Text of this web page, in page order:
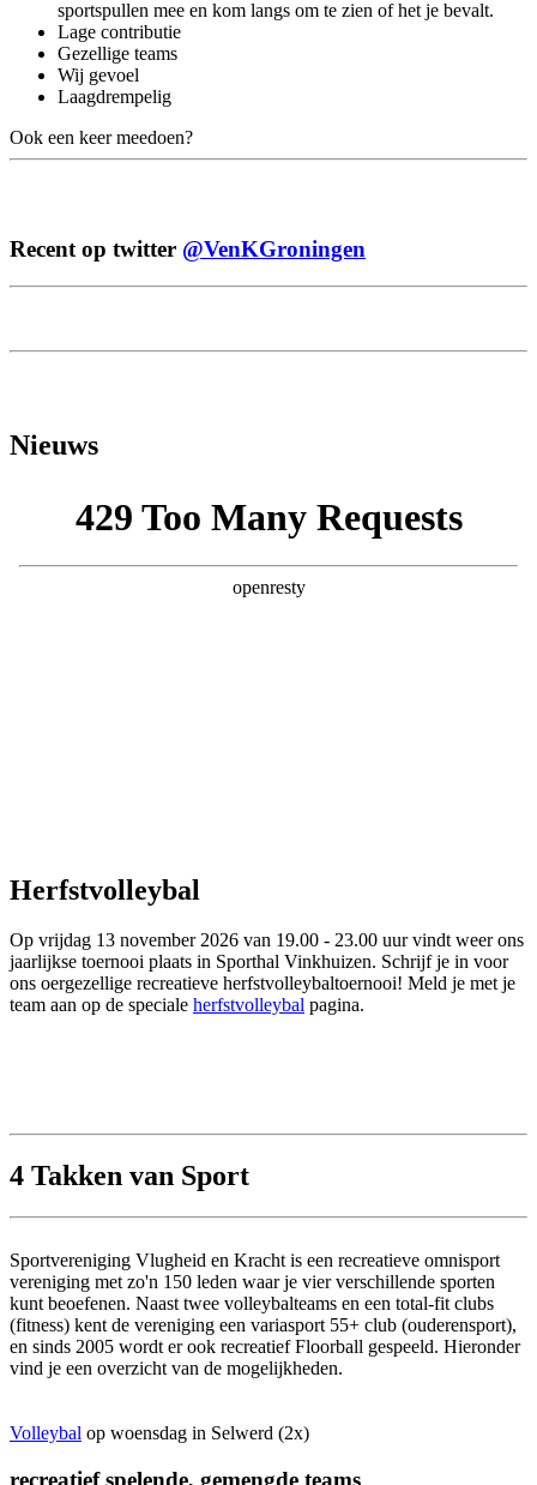
sportspullen mee en kom langs om te zien of het je bevalt.
Lage contributie
Gezellige teams
Wij gevoel
Laagdrempelig
Ook een keer meedoen?
Recent op twitter @VenKGroningen
Nieuws
Herfst­volleybal
Op vrijdag 13 november 2026 van 19.00 - 23.00 uur vindt weer ons
jaarlijkse toernooi plaats in Sporthal Vinkhuizen. Schrijf je in voor
ons oergezellige recreatieve herfstvolleybal­toernooi! Meld je met je
team aan op de speciale herfstvolleybal pagina.
4 Takken van Sport
Sportvereniging Vlugheid en Kracht is een recreatieve omnisport
vereniging met zo'n 150 leden waar je vier verschillende sporten
kunt beoefenen. Naast twee volleybalteams en een total-fit clubs
(fitness) kent de vereniging een variasport 55+ club (ouderensport),
en sinds 2005 wordt er ook recreatief Floorball gespeeld. Hieronder
vind je een overzicht van de mogelijkheden.
Volleybal op woensdag in Selwerd (2x)
recreatief spelende, gemengde teams